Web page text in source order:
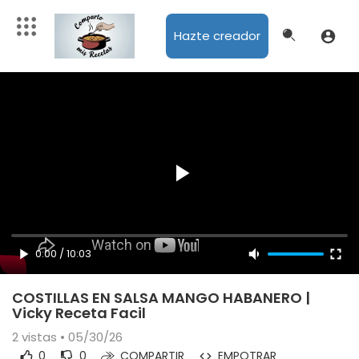
Hazte creador
0:00 /10:03
COSTILLAS EN SALSA MANGO HABANERO |
Vicky Receta Facil
2vistas • 05/30/26
0 0 COMPARTIR EMPOTRAR